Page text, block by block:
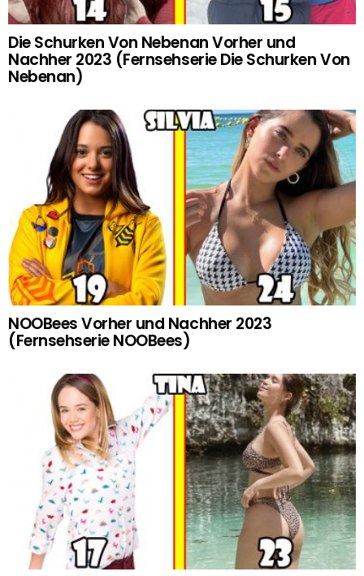
Die Schurken Von Nebenan Vorher und
Nachher 2023 (Fernsehserie Die Schurken Von
Nebenan)
NOOBees Vorher und Nachher 2023
(Fernsehserie NOOBees)